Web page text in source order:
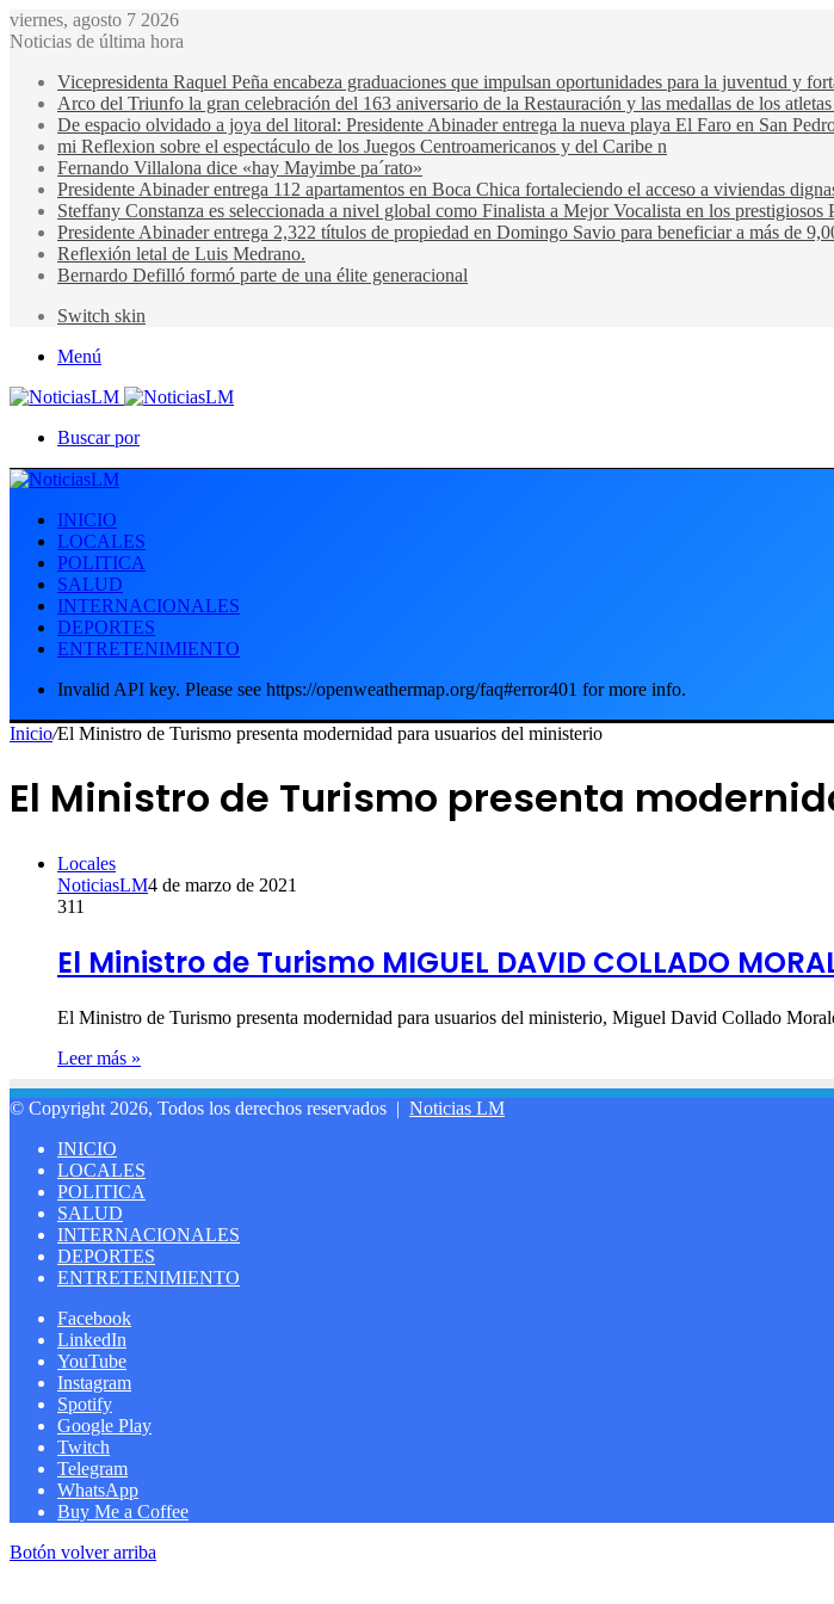
viernes, agosto 7 2026
Noticias de última hora
Vicepresidenta Raquel Peña encabeza graduaciones que impulsan oportunidades para la juventud y
Arco del Triunfo la gran celebración del 163 aniversario de la Restauración y las medallas de los
De espacio olvidado a joya del litoral: Presidente Abinader entrega la nueva playa El Faro en San
mi Reflexion sobre el espectáculo de los Juegos Centroamericanos y del Caribe n
Fernando Villalona dice «hay Mayimbe pa´rato»
Presidente Abinader entrega 112 apartamentos en Boca Chica fortaleciendo el acceso a viviendas
Steffany Constanza es seleccionada a nivel global como Finalista a Mejor Vocalista en los
Presidente Abinader entrega 2,322 títulos de propiedad en Domingo Savio para beneficiar a más de
Reflexión letal de Luis Medrano.
Bernardo Defilló formó parte de una élite generacional
Switch skin
Menú
Buscar por
INICIO
LOCALES
POLITICA
SALUD
INTERNACIONALES
DEPORTES
ENTRETENIMIENTO
Invalid API key. Please see https://openweathermap.org/faq#error401 for more info.
Inicio/El Ministro de Turismo presenta modernidad para usuarios del ministerio
El Ministro de Turismo presenta
Locales
NoticiasLM4 de marzo de 2021
311
El Ministro de Turismo MIGUEL DAVID COLLADO
El Ministro de Turismo presenta modernidad para usuarios del ministerio, Miguel David Collado
Leer más »
© Copyright 2026, Todos los derechos reservados | Noticias LM
INICIO
LOCALES
POLITICA
SALUD
INTERNACIONALES
DEPORTES
ENTRETENIMIENTO
Facebook
LinkedIn
YouTube
Instagram
Spotify
Google Play
Twitch
Telegram
WhatsApp
Buy Me a Coffee
Botón volver arriba